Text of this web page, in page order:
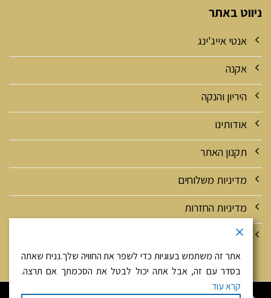
ניווט באתר
אנטי אייג'ינג
אקנה
היריון והנקה
אודותינו
תקנון האתר
מדיניות משלוחים
מדיניות החזרות
מדיניות אבטחה ופרטיות
אתר זה משתמש בעוגיות כדי לשפר את החוויה שלך.נניח שאתה
בסדר עם זה, אבל אתה יכול לבטל את הסכמתך אם תרצה.
קרא עודהיי! זאת יפה מגולדנהירש